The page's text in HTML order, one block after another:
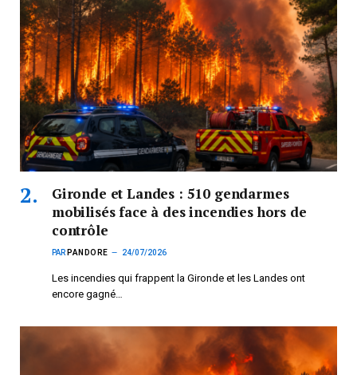
Gironde et Landes : 510 gendarmes
mobilisés face à des incendies hors de
contrôle
PAR PANDORE 24/07/2026
Les incendies qui frappent la Gironde et les Landes ont
encore gagné…